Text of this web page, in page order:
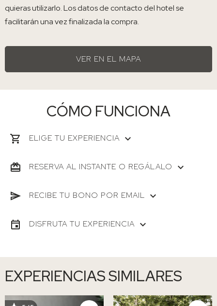
quieras utilizarlo. Los datos de contacto del hotel se
facilitarán una vez finalizada la compra.
VER EN EL MAPA
CÓMO FUNCIONA
ELIGE TU EXPERIENCIA
RESERVA AL INSTANTE O REGÁLALO
RECIBE TU BONO POR EMAIL
DISFRUTA TU EXPERIENCIA
EXPERIENCIAS SIMILARES